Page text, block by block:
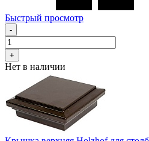
Быстрый просмотр
-
+
Нет в наличии